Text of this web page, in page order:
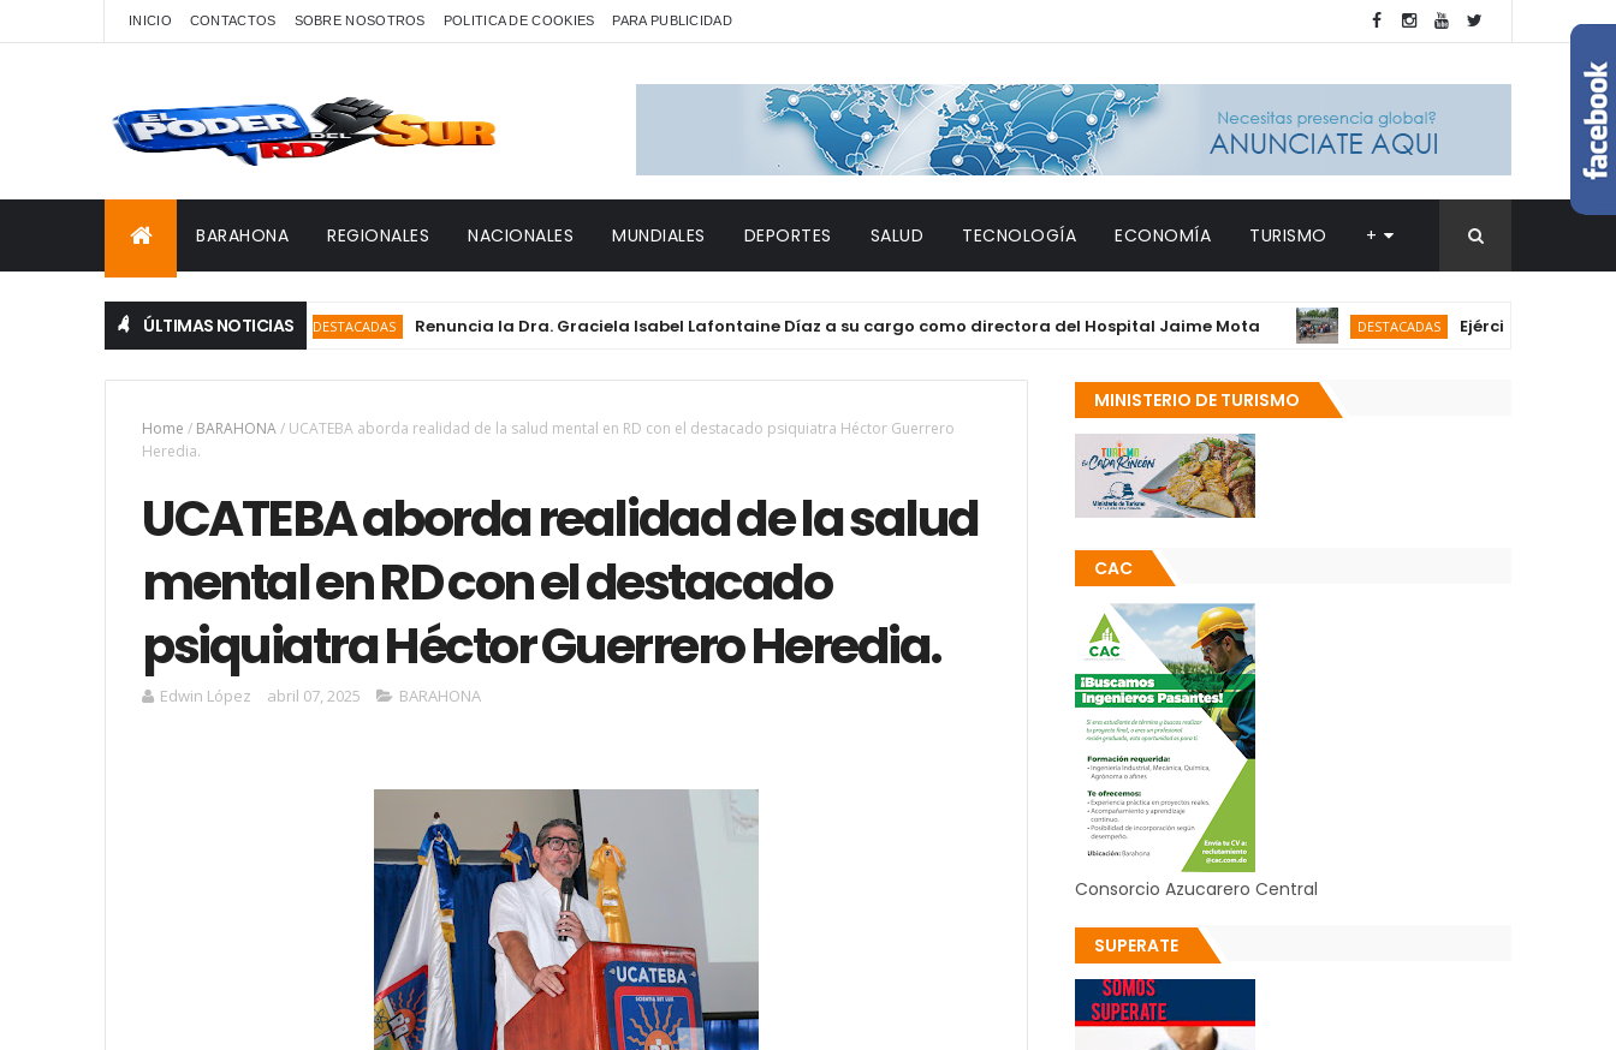
INICIO CONTACTOS SOBRE NOSOTROS POLITICA DE COOKIES PARA PUBLICIDAD
BARAHONA REGIONALES NACIONALES MUNDIALES DEPORTES SALUD TECNOLOGÍA ECONOMÍA TURISMO +
ÚLTIMAS NOTICIAS
DESTACADAS Renuncia la Dra. Graciela Isabel Lafontaine Díaz a su cargo como directora del Hospital Jaime Mota DESTACADAS Ejército detiene a 122
Home / BARAHONA/ UCATEBA aborda realidad de la salud mental en RD con el destacado psiquiatra Héctor Guerrero
Heredia.
UCATEBA aborda realidad de la salud
mental en RD con el destacado
psiquiatra Héctor Guerrero Heredia.
Edwin López abril 07, 2025 BARAHONA
MINISTERIO DE TURISMO
CAC
Consorcio Azucarero Central
SUPERATE